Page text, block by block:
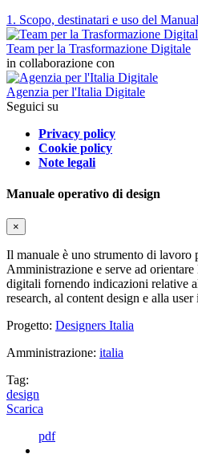
1. Scopo, destinatari e uso del
Team per la Trasformazione Digitale
in collaborazione con
Agenzia per l'Italia Digitale
Seguici su
Privacy policy
Cookie policy
Note legali
Manuale operativo di design
×
Il manuale è uno strumento di lavoro
Amministrazione e serve ad
digitali fornendo indicazioni relative
research, al content design e alla user
Progetto: Designers Italia
Amministrazione: italia
Tag:
design
Scarica
pdf